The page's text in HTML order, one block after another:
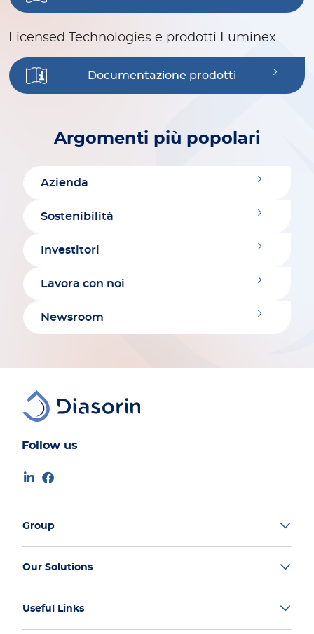
Licensed Technologies e prodotti Luminex
Documentazione prodotti
Argomenti più popolari
Azienda
Sostenibilità
Investitori
Lavora con noi
Newsroom
Follow us
Group
Our Solutions
Useful Links